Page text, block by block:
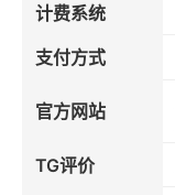
计费系统
支付方式
官方网站
TG评价